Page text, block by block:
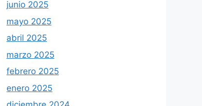
junio 2025
mayo 2025
abril 2025
marzo 2025
febrero 2025
enero 2025